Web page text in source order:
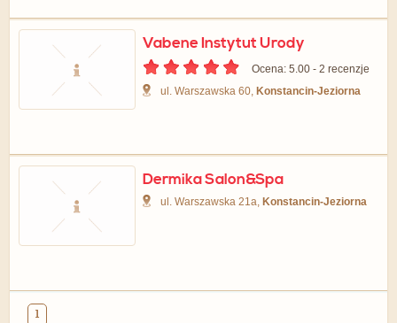
Vabene Instytut Urody
Ocena: 5.00 - ‎2 recenzje
ul. Warszawska 60, Konstancin-Jeziorna
Dermika Salon&Spa
ul. Warszawska 21a, Konstancin-Jeziorna
1